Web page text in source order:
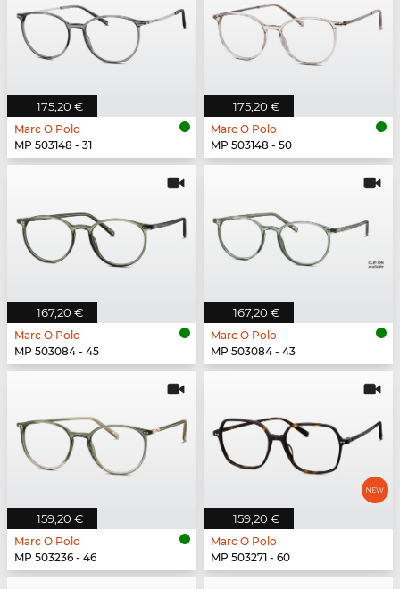
175,20 €
Marc O Polo
MP 503148 - 31
175,20 €
Marc O Polo
MP 503148 - 50
167,20 €
Marc O Polo
MP 503084 - 45
167,20 €
Marc O Polo
MP 503084 - 43
159,20 €
Marc O Polo
MP 503236 - 46
159,20 €
Marc O Polo
MP 503271 - 60